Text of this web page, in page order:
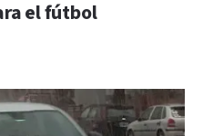
el fútbol